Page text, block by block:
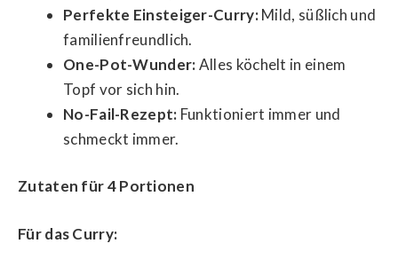
Perfekte Einsteiger-Curry:Mild, süßlich und
familienfreundlich.
One-Pot-Wunder:Alles köchelt in einem
Topf vor sich hin.
No-Fail-Rezept: Funktioniert immer und
schmeckt immer.
Zutaten für 4 Portionen
Für das Curry: